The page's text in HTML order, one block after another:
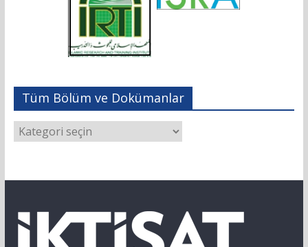
Tüm Bölüm ve Dokümanlar